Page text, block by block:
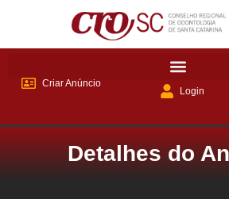
Criar Anúncio
Login
Detalhes do